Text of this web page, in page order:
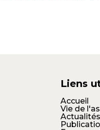
Liens
Accueil
Vie de
Actualités